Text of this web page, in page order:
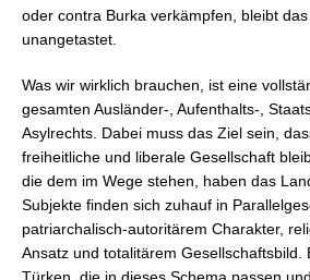
oder contra Burka verkämpfen, bleibt
unangetastet.
Was wir wirklich brauchen, ist eine
gesamten Ausländer-, Aufenthalts-,
Asylrechts. Dabei muss das Ziel sein,
freiheitliche und liberale Gesellschaft
die dem im Wege stehen, haben das
Subjekte finden sich zuhauf in
patriarchalisch-autoritärem Charakter,
Ansatz und totalitärem Gesellschaftsbild.